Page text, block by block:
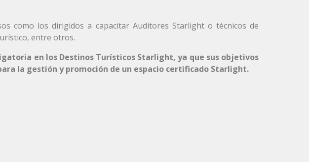
como los dirigidos a capacitar Auditores Starlight o técnicos de
entre otros.
en los Destinos Turísticos Starlight, ya que sus objetivos
la gestión y promoción de un espacio certificado Starlight.